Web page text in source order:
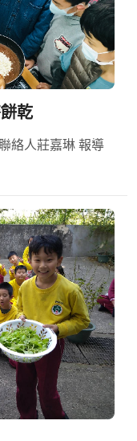
乾
絡人莊嘉琳 報導